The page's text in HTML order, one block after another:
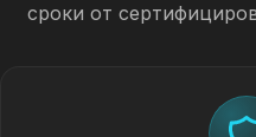
сроки от